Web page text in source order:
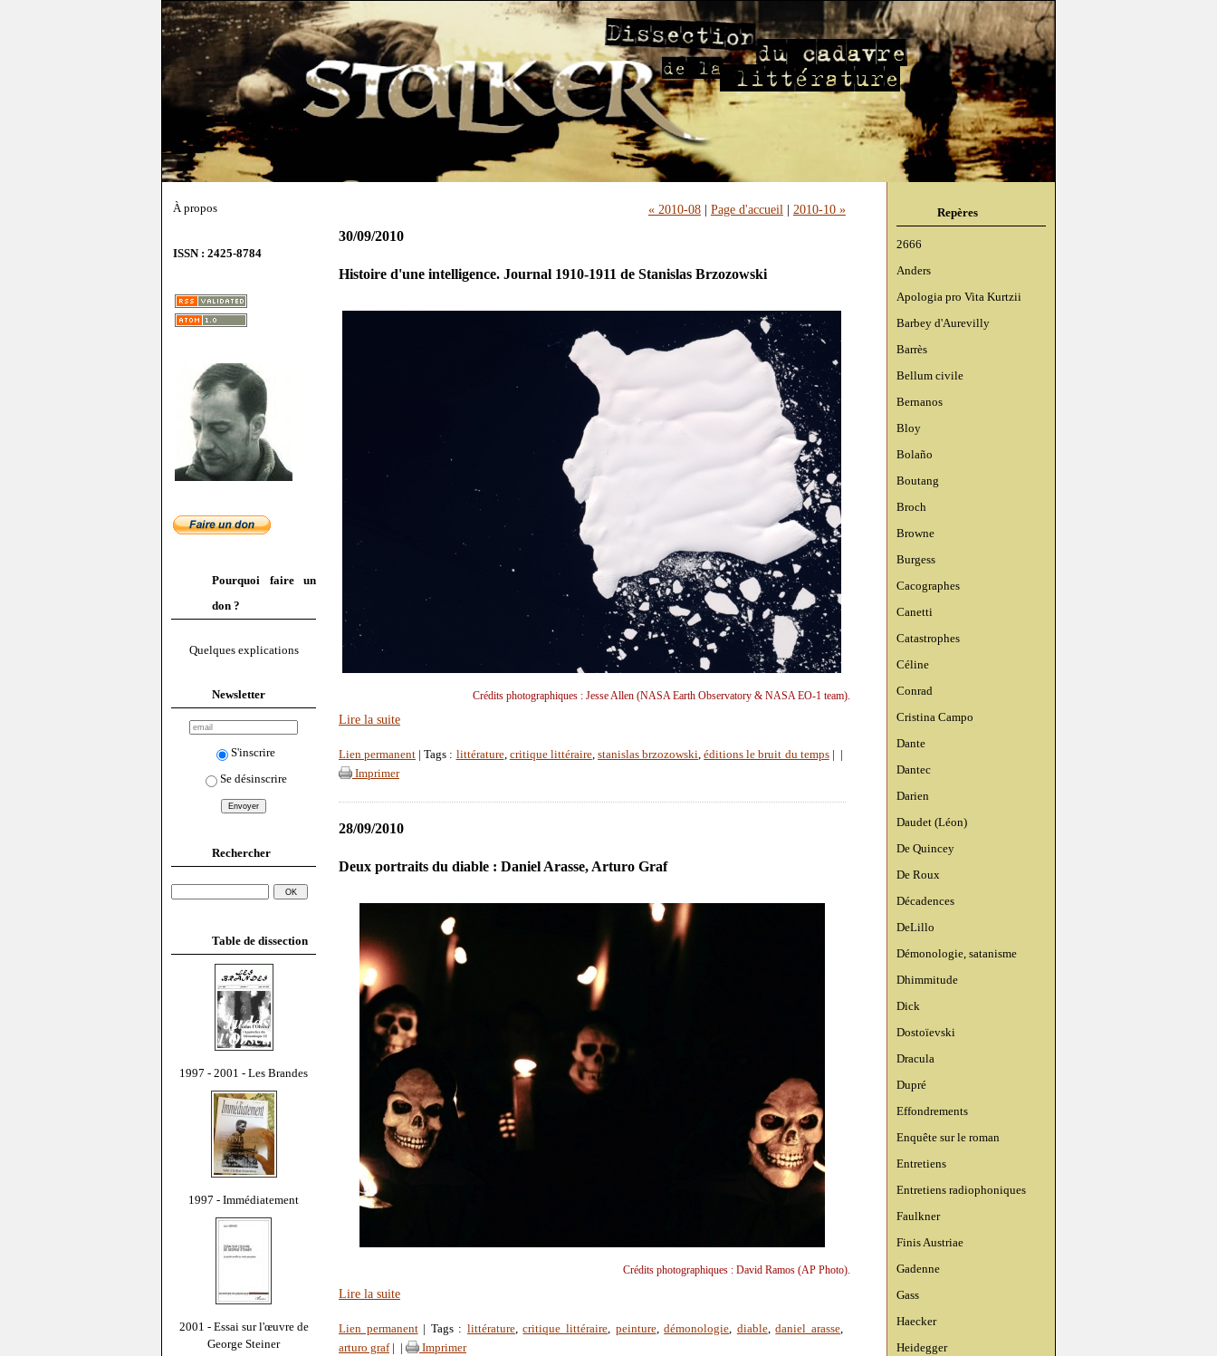
À propos
ISSN : 2425-8784
Pourquoi faire un
don ?
Quelques explications
Newsletter
S'inscrire
Se désinscrire
Rechercher
Table de dissection
1997 - 2001 - Les Brandes
1997 - Immédiatement
2001 - Essai sur l'œuvre de
George Steiner
Repères
2666
Anders
Apologia pro Vita Kurtzii
Barbey d'Aurevilly
Barrès
Bellum civile
Bernanos
Bloy
Bolaño
Boutang
Broch
Browne
Burgess
Cacographes
Canetti
Catastrophes
Céline
Conrad
Cristina Campo
Dante
Dantec
Darien
Daudet (Léon)
De Quincey
De Roux
Décadences
DeLillo
Démonologie, satanisme
Dhimmitude
Dick
Dostoïevski
Dracula
Dupré
Effondrements
Enquête sur le roman
Entretiens
Entretiens radiophoniques
Faulkner
Finis Austriae
Gadenne
Gass
Haecker
Heidegger
« 2010-08| Page d'accueil | 2010-10 »
30/09/2010
Histoire d'une intelligence. Journal 1910-1911 de Stanislas Brzozowski
Crédits photographiques : Jesse Allen (NASA Earth Observatory & NASA EO-1 team).
Lire la suite
Lien permanent | Tags : littérature, critique littéraire, stanislas brzozowski,éditions le bruit du temps|
Imprimer
28/09/2010
Deux portraits du diable : Daniel Arasse, Arturo Graf
Crédits photographiques : David Ramos (AP Photo).
Lire la suite
Lien permanent| Tags : littérature,critique littéraire, peinture,démonologie, diable,daniel arasse,
arturo graf| Imprimer